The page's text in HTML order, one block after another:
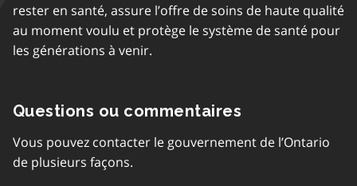
rester en santé, assure l’offre de soins de haute qualité
au moment voulu et protège le système de santé pour
les générations à venir.
Questions ou commentaires
Vous pouvez contacter le gouvernement de l’Ontario
de plusieurs façons.